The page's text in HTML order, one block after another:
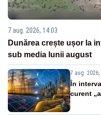
7 aug. 2026, 14:03
Dunărea crește ușor la
sub media lunii august
7 aug. 2026,
În
curent